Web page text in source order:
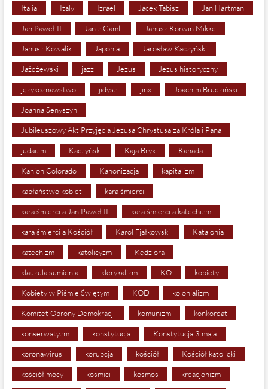
Italia Italy Izrael Jacek Tabisz Jan Hartman
Jan Paweł II Jan z Gamli Janusz Korwin Mikke
Janusz Kowalik Japonia Jarosław Kaczyński
Jażdżewski jazz Jezus Jezus historyczny
językoznawstwo jidysz jinx Joachim Brudziński
Joanna Senyszyn
Jubileuszowy Akt Przyjęcia Jezusa Chrystusa za Króla i Pana
judaizm Kaczyński Kaja Bryx Kanada
Kanion Colorado Kanonizacja kapitalizm
kapłaństwo kobiet kara śmierci
kara śmierci a Jan Paweł II kara śmierci a katechizm
kara śmierci a Kościół Karol Fjałkowski Katalonia
katechizm katolicyzm Kędziora
klauzula sumienia klerykalizm KO kobiety
Kobiety w Piśmie Świętym KOD kolonializm
Komitet Obrony Demokracji komunizm konkordat
konserwatyzm konstytucja Konstytucja 3 maja
koronawirus korupcja kościół Kościół katolicki
kościół mocy kosmici kosmos kreacjonizm